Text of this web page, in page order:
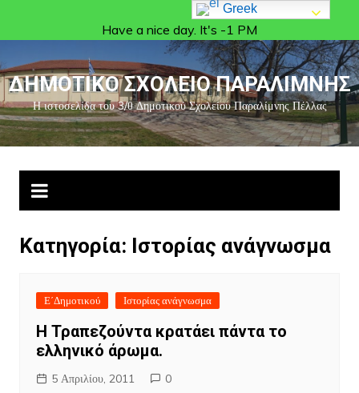
Have a nice day. It's -1 PM
ΔΗΜΟΤΙΚΟ ΣΧΟΛΕΙΟ ΠΑΡΑΛΙΜΝΗΣ
Η ιστοσελίδα του 3/θ Δημοτικού Σχολείου Παραλίμνης Πέλλας
Κατηγορία: Ιστορίας ανάγνωσμα
Ε΄Δημοτικού Ιστορίας ανάγνωσμα
Η Τραπεζούντα κρατάει πάντα το
ελληνικό άρωμα.
5 Απριλίου, 2011 0
Greek